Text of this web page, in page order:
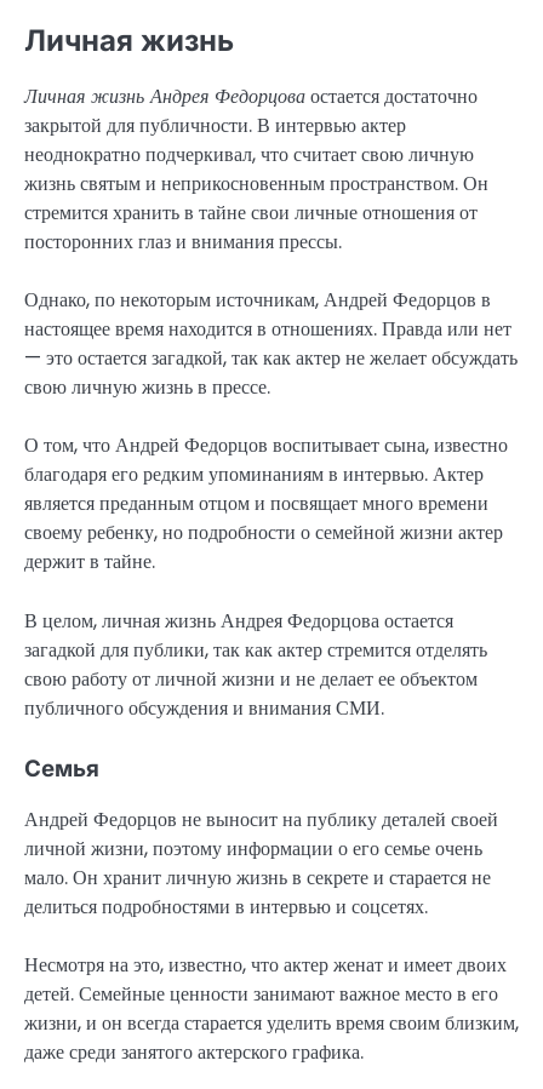
Личная жизнь
Личная жизнь Андрея Федорцоваостается достаточно
закрытой для публичности. В интервью актер
неоднократно подчеркивал, что считает свою личную
жизнь святым и неприкосновенным пространством. Он
стремится хранить в тайне свои личные отношения от
посторонних глаз и внимания прессы.
Однако, по некоторым источникам, Андрей Федорцов в
настоящее время находится в отношениях. Правда или нет
— это остается загадкой, так как актер не желает обсуждать
свою личную жизнь в прессе.
О том, что Андрей Федорцов воспитывает сына, известно
благодаря его редким упоминаниям в интервью. Актер
является преданным отцом и посвящает много времени
своему ребенку, но подробности о семейной жизни актер
держит в тайне.
В целом, личная жизнь Андрея Федорцова остается
загадкой для публики, так как актер стремится отделять
свою работу от личной жизни и не делает ее объектом
публичного обсуждения и внимания СМИ.
Семья
Андрей Федорцов не выносит на публику деталей своей
личной жизни, поэтому информации о его семье очень
мало. Он хранит личную жизнь в секрете и старается не
делиться подробностями в интервью и соцсетях.
Несмотря на это, известно, что актер женат и имеет двоих
детей. Семейные ценности занимают важное место в его
жизни, и он всегда старается уделить время своим близким,
даже среди занятого актерского графика.